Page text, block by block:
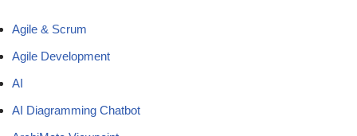
Agile & Scrum
Agile Development
AI
AI Diagramming Chatbot